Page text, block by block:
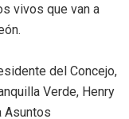
vivos que van a
del Concejo,
Verde, Henry
Asuntos